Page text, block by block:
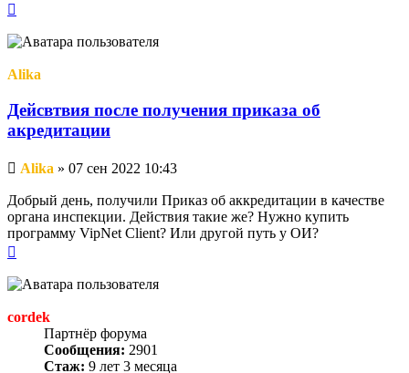
началу
Alika
Дейсвтвия после получения приказа об
акредитации
Непрочитанное
Alika » 07 сен 2022 10:43
Добрый день, получили Приказ об аккредитации в качестве
органа инспекции. Действия такие же? Нужно купить
программу VipNet Client? Или другой путь у ОИ?
началу
cordek
Партнёр форума
Сообщения: 2901
Стаж: 9 лет 3 месяца